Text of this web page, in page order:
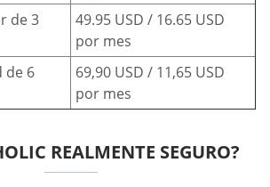
de 3
49.95 USD / 16.65 USD
por mes
de 6
69,90 USD / 11,65 USD
por mes
REALMENTE SEGURO?